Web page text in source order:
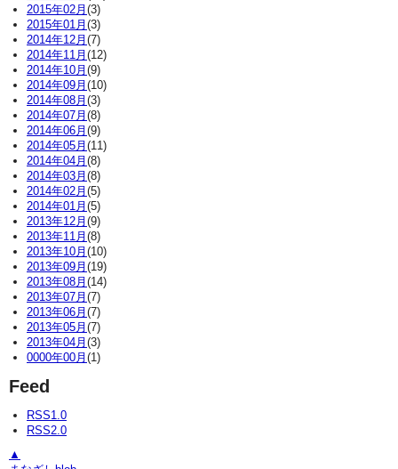
2015年02月 (3)
2015年01月 (3)
2014年12月 (7)
2014年11月 (12)
2014年10月 (9)
2014年09月 (10)
2014年08月 (3)
2014年07月 (8)
2014年06月 (9)
2014年05月 (11)
2014年04月 (8)
2014年03月 (8)
2014年02月 (5)
2014年01月 (5)
2013年12月 (9)
2013年11月 (8)
2013年10月 (10)
2013年09月 (19)
2013年08月 (14)
2013年07月 (7)
2013年06月 (7)
2013年05月 (7)
2013年04月 (3)
0000年00月 (1)
Feed
RSS1.0
RSS2.0
▲